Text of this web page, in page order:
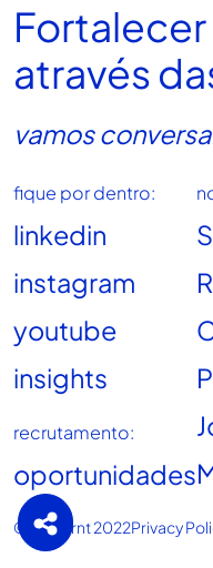
através
vamos
fique por dentro:
linkedin
instagram
youtube
insights
recrutamento:
oportunidades
© deBernt 2022Privacy